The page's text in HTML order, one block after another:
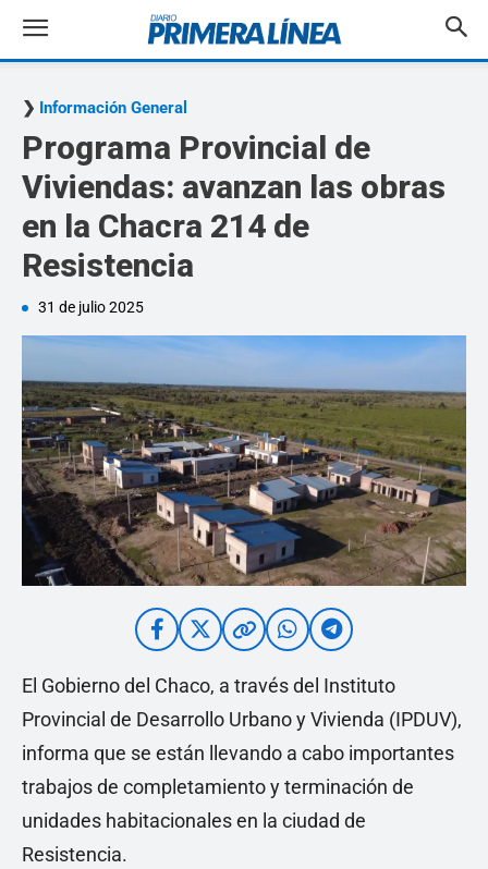
Información General
Programa Provincial de
Viviendas: avanzan las obras
en la Chacra 214 de
Resistencia
31 de julio 2025
El Gobierno del Chaco, a través del Instituto
Provincial de Desarrollo Urbano y Vivienda (IPDUV),
informa que se están llevando a cabo importantes
trabajos de completamiento y terminación de
unidades habitacionales en la ciudad de
Resistencia.